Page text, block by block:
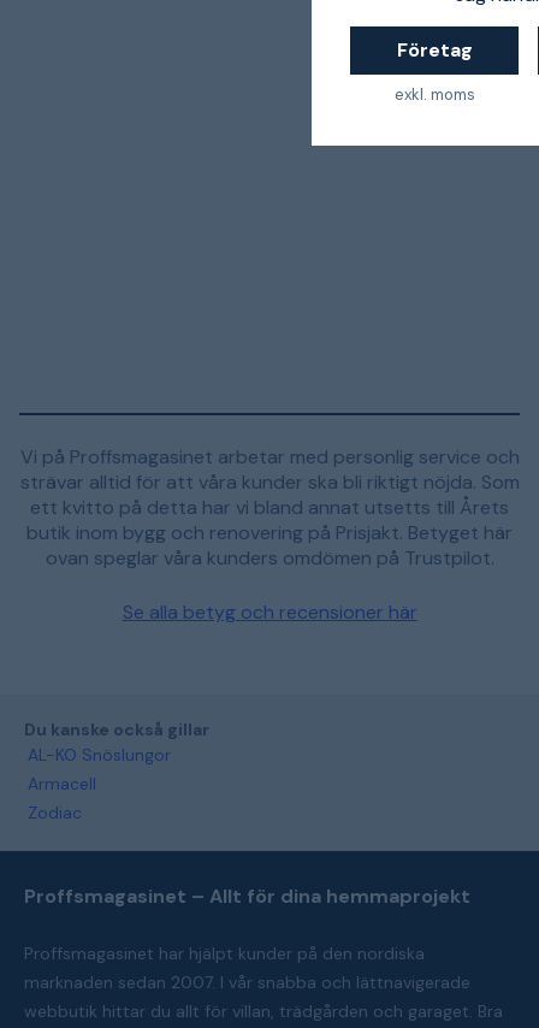
Företag
exkl. moms
Vi på Proffsmagasinet arbetar med personlig service och
strävar alltid för att våra kunder ska bli riktigt nöjda. Som
ett kvitto på detta har vi bland annat utsetts till Årets
butik inom bygg och renovering på Prisjakt. Betyget här
ovan speglar våra kunders omdömen på Trustpilot.
Se alla betyg och recensioner här
Du kanske också gillar
AL-KO Snöslungor
Armacell
Zodiac
Proffsmagasinet – Allt för dina hemmaprojekt
Proffsmagasinet har hjälpt kunder på den nordiska
marknaden sedan 2007. I vår snabba och lättnavigerade
webbutik hittar du allt för villan, trädgården och garaget. Bra